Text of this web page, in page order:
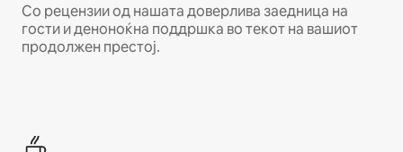
Со рецензии од нашата доверлива заедница на
гости и деноноќна поддршка во текот на вашиот
продолжен престој.